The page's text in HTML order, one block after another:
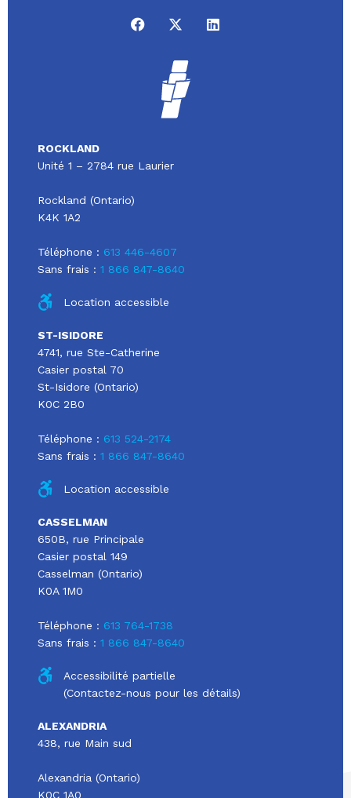
ROCKLAND
Unité 1 – 2784 rue Laurier
Rockland (Ontario)
K4K 1A2
Téléphone : 613 446-4607
Sans frais : 1 866 847-8640
Location accessible
ST-ISIDORE
4741, rue Ste-Catherine
Casier postal 70
St-Isidore (Ontario)
K0C 2B0
Téléphone : 613 524-2174
Sans frais : 1 866 847-8640
Location accessible
CASSELMAN
650B, rue Principale
Casier postal 149
Casselman (Ontario)
K0A 1M0
Téléphone : 613 764-1738
Sans frais : 1 866 847-8640
Accessibilité partielle
(Contactez-nous pour les détails)
ALEXANDRIA
438, rue Main sud
Alexandria (Ontario)
K0C 1A0